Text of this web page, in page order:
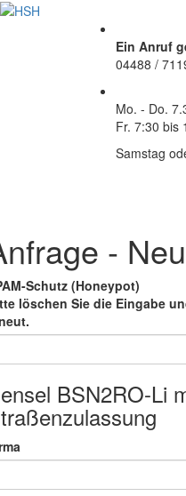
Ein Anruf
04488 /
Mo. - Do.
Fr. 7:30 bis
Samstag
-
Schutz (Honeypot)
löschen Sie die Eingabe
BSN2RO-Li